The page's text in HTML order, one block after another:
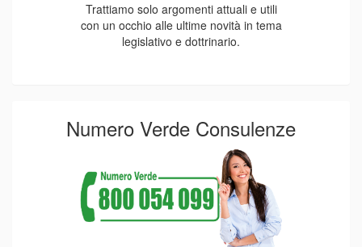
Trattiamo solo argomenti attuali e utili
con un occhio alle ultime novità in tema
legislativo e dottrinario.
Numero Verde Consulenze